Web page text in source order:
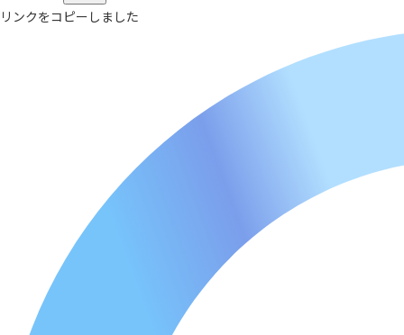
リンクをコピーしました